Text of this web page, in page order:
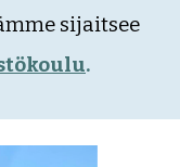
sijaitsee
.